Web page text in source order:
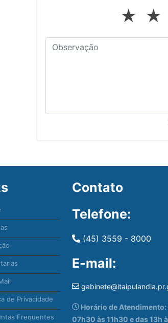
★ ★
de Privacidade
Frequentes
Contato
Telefone:
(45) 3559 - 8000
E-mail:
Horário de Atendimento:
07h30 às 11h30 e das 13h